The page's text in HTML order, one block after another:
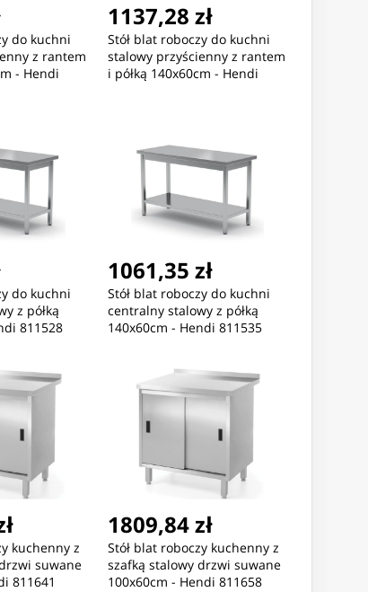
do kuchni
z rantem
- Hendi
1137,28 zł
Stół blat roboczy do kuchni
stalowy przyścienny z rantem
i półką 140x60cm - Hendi
do kuchni
z półką
811528
1061,35 zł
Stół blat roboczy do kuchni
centralny stalowy z półką
140x60cm - Hendi 811535
kuchenny z
suwane
811641
1809,84 zł
Stół blat roboczy kuchenny z
szafką stalowy drzwi suwane
100x60cm - Hendi 811658